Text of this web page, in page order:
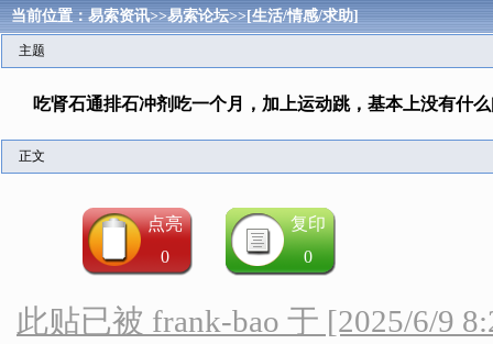
当前位置：易索资讯>>易索论坛>>[生活/情感/求助]
主题
吃肾石通排石冲剂吃一个月，加上运动跳，基本上没有什
正文
点亮
0
复印
0
此贴已被 frank-bao 于 [2025/6/9